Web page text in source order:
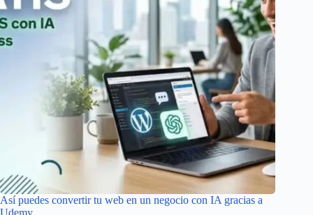
Así puedes convertir tu web en un negocio con IA gracias a
Udemy